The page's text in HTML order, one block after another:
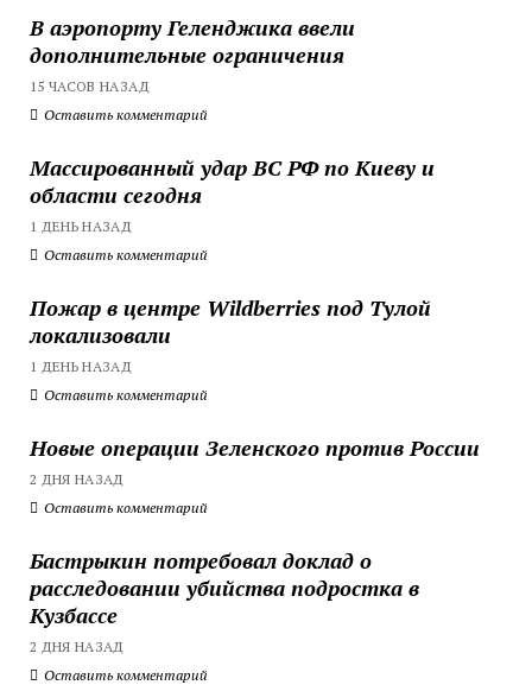
В аэропорту Геленджика ввели
дополнительные ограничения
15 ЧАСОВ НАЗАД
Оставить комментарий
Массированный удар ВС РФ по Киеву и
области сегодня
1 ДЕНЬ НАЗАД
Оставить комментарий
Пожар в центре Wildberries под Тулой
локализовали
1 ДЕНЬ НАЗАД
Оставить комментарий
Новые операции Зеленского против России
2 ДНЯ НАЗАД
Оставить комментарий
Бастрыкин потребовал доклад о
расследовании убийства подростка в
Кузбассе
2 ДНЯ НАЗАД
Оставить комментарий